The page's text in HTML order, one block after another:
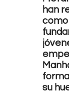
han
como
su